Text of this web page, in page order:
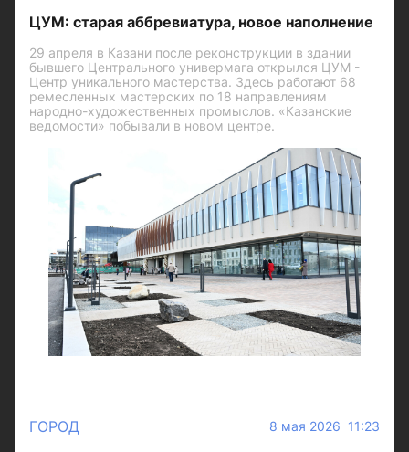
ЦУМ: старая аббревиатура, новое наполнение
29 апреля в Казани после реконструкции в здании
бывшего Центрального универмага открылся ЦУМ -
Центр уникального мастерства. Здесь работают 68
ремесленных мастерских по 18 направлениям
народно-художественных промыслов. «Казанские
ведомости» побывали в новом центре.
ГОРОД 8 мая 2026 11:23